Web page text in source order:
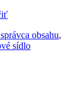
obsahu,
sídlo